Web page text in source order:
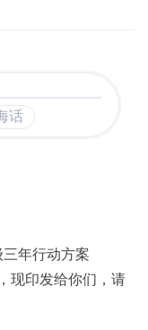
年行动方案
现印发给你们，请